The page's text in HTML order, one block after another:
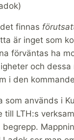
finnas
är inget som
förväntas ha
och
i den
som används i
till LTH:s